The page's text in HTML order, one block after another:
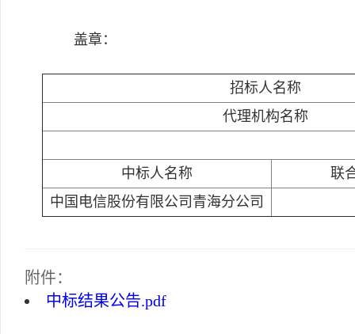
盖章：
招标人名称
代理机构名称
中标人名称
联
中国电信股份有限公司青海分公司
附件：
中标结果公告.pdf